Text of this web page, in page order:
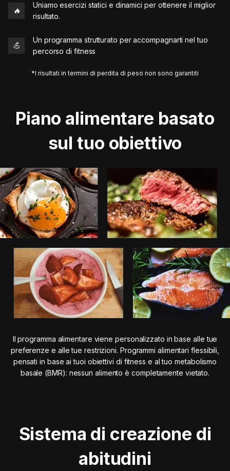
🔥
Uniamo esercizi statici e dinamici per ottenere il miglior
risultato.
💪
Un programma strutturato per accompagnarti nel tuo
percorso di fitness
*I risultati in termini di perdita di peso non sono garantiti
Piano alimentare basato
sul tuo obiettivo
Il programma alimentare viene personalizzato in base alle tue
preferenze e alle tue restrizioni. Programmi alimentari flessibili,
pensati in base ai tuoi obiettivi di fitness e al tuo metabolismo
basale (BMR): nessun alimento è completamente vietato.
Sistema di creazione di
abitudini